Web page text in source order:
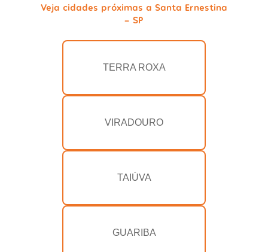
Veja cidades próximas a Santa Ernestina
- SP
TERRA ROXA
VIRADOURO
TAIÚVA
GUARIBA